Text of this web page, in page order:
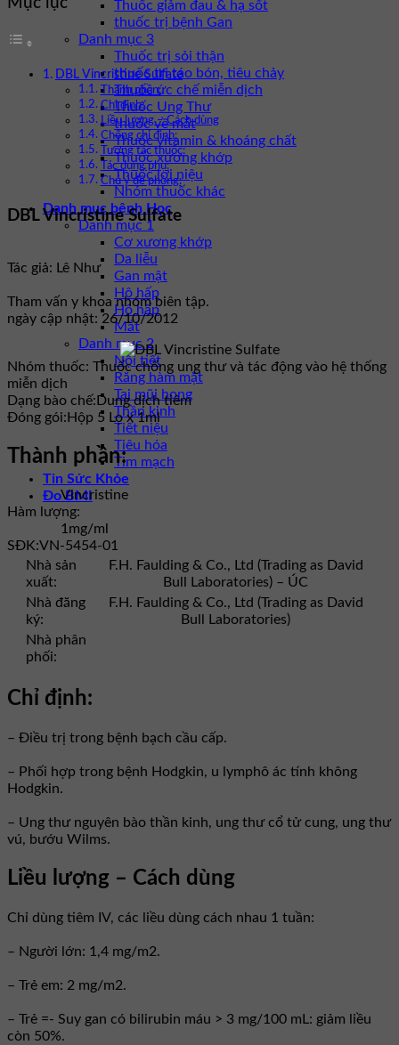
Thuốc giảm đau & hạ sốt
thuốc trị bệnh Gan
Danh mục 3
Thuốc trị sỏi thận
thuốc trị táo bón, tiêu chảy
Thuốc ức chế miễn dịch
Thuốc Ung Thư
thuốc về mắt
Thuốc vitamin & khoáng chất
Thuốc xương khớp
Thuốc lợi niệu
Nhóm thuốc khác
Danh mục bệnh Học
Danh mục 1
Cơ xương khớp
Da liễu
Gan mật
Hô hấp
Hô hấp
Mắt
Danh mục 2
Nội tiết
Răng hàm mặt
Tai mũi họng
Thần kinh
Tiết niệu
Tiêu hóa
Tim mạch
Tin Sức Khỏe
Đo BMI
DBL Vincristine Sulfate
Thành phần:
Chỉ định:
Liều lượng – Cách dùng
Chống chỉ định:
Tương tác thuốc:
Tác dụng phụ:
Chú ý đề phòng:
DBL Vincristine Sulfate
Tác giả: Lê Như
Tham vấn y khoa nhóm biên tập.
ngày cập nhật: 26/10/2012
Nhóm thuốc: Thuốc chống ung thư và tác động vào hệ thống
miễn dịch
Dạng bào chế: Dung dịch tiêm
Đóng gói: Hộp 5 Lọ x 1ml
Thành phần:
Vincristine
Hàm lượng:
1mg/ml
SĐK:VN-5454-01
Nhà sản
xuất:
F.H. Faulding & Co., Ltd (Trading as David
Bull Laboratories) – ÚC
Nhà đăng
ký:
F.H. Faulding & Co., Ltd (Trading as David
Bull Laboratories)
Nhà phân
phối:
Chỉ định:
– Điều trị trong bệnh bạch cầu cấp.
– Phối hợp trong bệnh Hodgkin, u lymphô ác tính không
Hodgkin.
– Ung thư nguyên bào thần kinh, ung thư cổ tử cung, ung thư
vú, bướu Wilms.
Liều lượng – Cách dùng
Chỉ dùng tiêm IV, các liều dùng cách nhau 1 tuần:
– Người lớn: 1,4 mg/m2.
– Trẻ em: 2 mg/m2.
– Trẻ =- Suy gan có bilirubin máu > 3 mg/100 mL: giảm liều
còn 50%.